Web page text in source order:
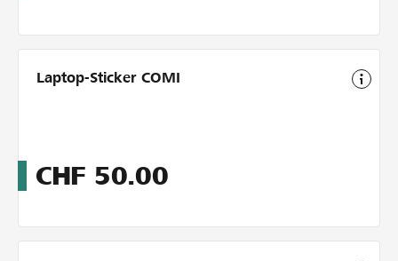
Laptop-Sticker COMI
CHF 50.00